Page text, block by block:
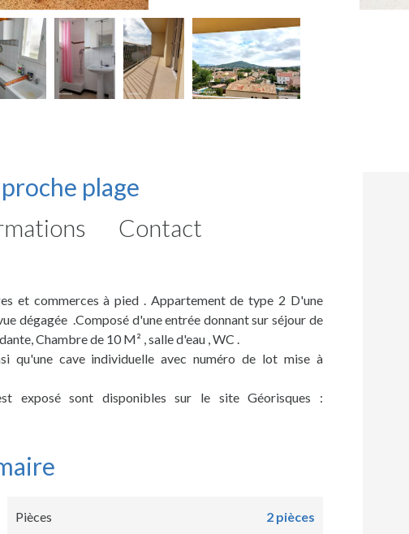
plage
Contact
et commerces à pied . Appartement de type 2 D'une
dégagée .Composé d'une entrée donnant sur séjour de
Chambre de 10 M² , salle d'eau , WC .
qu'une cave individuelle avec numéro de lot mise à
exposé sont disponibles sur le site Géorisques :
Pièces 2 pièces